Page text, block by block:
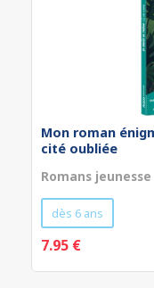
Mon roman
cité oubliée
Romans jeunesse
dès 6 ans
7.95 €